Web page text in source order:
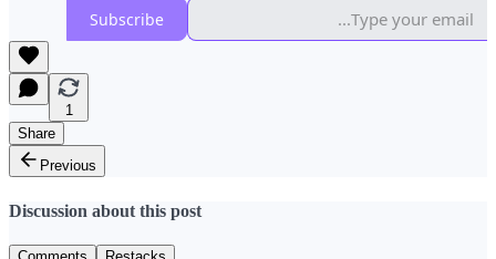
Subscribe
1
Share
Previous
Discussion about this post